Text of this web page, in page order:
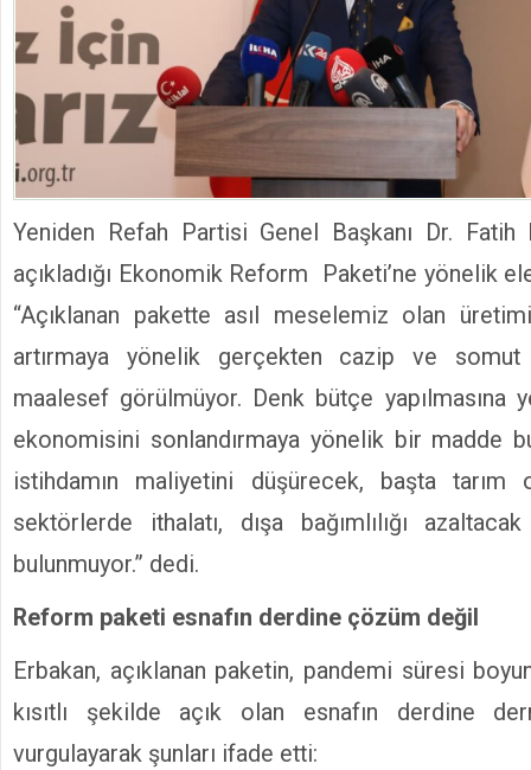
Yeniden Refah Partisi Genel Başkanı Dr. Fatih
açıkladığı Ekonomik Reform Paketi’ne yönelik
“Açıklanan pakette asıl meselemiz olan
artırmaya yönelik gerçekten cazip ve
maalesef görülmüyor. Denk bütçe
ekonomisini sonlandırmaya yönelik bir madde
istihdamın maliyetini düşürecek, başta
sektörlerde ithalatı, dışa bağımlılığı
bulunmuyor.” dedi.
Reform paketi esnafın derdine çözüm değil
Erbakan, açıklanan paketin, pandemi süresi
kısıtlı şekilde açık olan esnafın derdine
vurgulayarak şunları ifade etti: